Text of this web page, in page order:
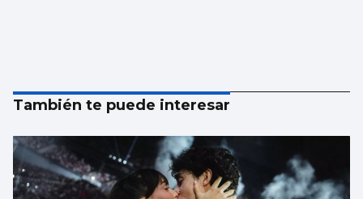
También te puede interesar